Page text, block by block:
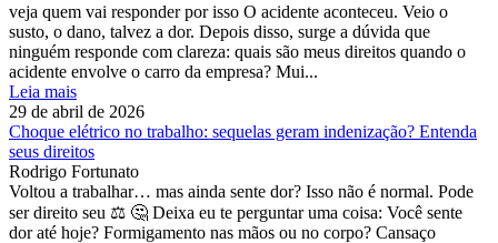
veja quem vai responder por isso O acidente aconteceu. Veio o
susto, o dano, talvez a dor. Depois disso, surge a dúvida que
ninguém responde com clareza: quais são meus direitos quando o
acidente envolve o carro da empresa? Mui...
Leia mais
29 de abril de 2026
Choque elétrico no trabalho: sequelas geram indenização? Entenda
seus direitos
Rodrigo Fortunato
Voltou a trabalhar… mas ainda sente dor? Isso não é normal. Pode
ser direito seu ⚖️ 🤔 Deixa eu te perguntar uma coisa: Você sente
dor até hoje? Formigamento nas mãos ou no corpo? Cansaço